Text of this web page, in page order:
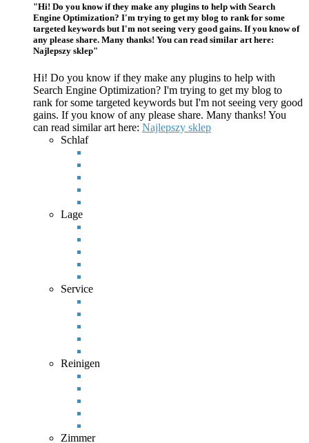
"Hi! Do you know if they make any plugins to help with Search
Engine Optimization? I'm trying to get my blog to rank for some
targeted keywords but I'm not seeing very good gains. If you know of
any please share. Many thanks! You can read similar art here:
Najlepszy sklep"
Hi! Do you know if they make any plugins to help with
Search Engine Optimization? I'm trying to get my blog to
rank for some targeted keywords but I'm not seeing very good
gains. If you know ofany please share. Many thanks! You
can read similar art here: Najlepszy sklep
Schlaf
Lage
Service
Reinigen
Zimmer